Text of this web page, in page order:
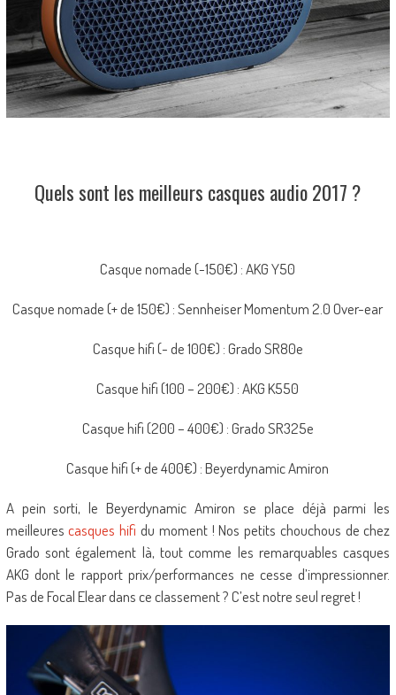
Quels sont les meilleurs casques audio 2017 ?
Casque nomade (-150€) : AKG Y50
Casque nomade (+ de 150€) : Sennheiser Momentum 2.0 Over-ear
Casque hifi (- de 100€) : Grado SR80e
Casque hifi (100 – 200€) : AKG K550
Casque hifi (200 – 400€) : Grado SR325e
Casque hifi (+ de 400€) : Beyerdynamic Amiron
A pein sorti, le Beyerdynamic Amiron se place déjà parmi les
meilleurescasques hifi du moment ! Nos petits chouchous de chez
Grado sont également là, tout comme les remarquables casques
AKG dont le rapport prix/performances ne cesse d’impressionner.
Pas de Focal Elear dans ce classement ? C’est notre seul regret !